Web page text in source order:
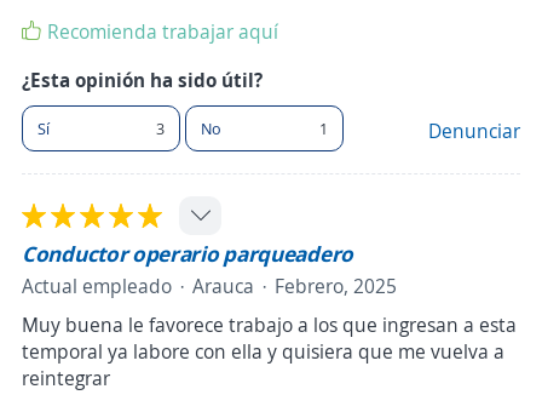
Recomienda trabajar aquí
¿Esta opinión ha sido útil?
Sí 3 No 1 Denunciar
Conductor operario parqueadero
Actual empleado Arauca
Febrero, 2025
Muy buena le favorece trabajo a los que ingresan a esta
temporal ya labore con ella y quisiera que me vuelva a
reintegrar